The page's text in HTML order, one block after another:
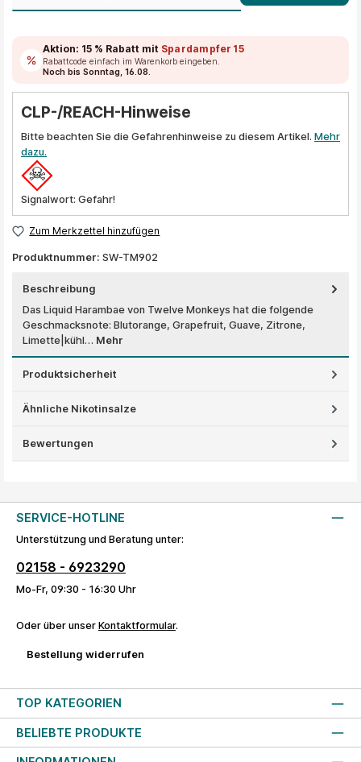
Aktion: 15 % Rabatt mit Spardampfer15
Rabattcode einfach im Warenkorb eingeben.
Noch bis Sonntag, 16.08.
CLP-/REACH-Hinweise
Bitte beachten Sie die Gefahrenhinweise zu diesem Artikel. Mehr
dazu.
Signalwort: Gefahr!
Zum Merkzettel hinzufügen
Produktnummer: SW-TM902
Beschreibung
Das Liquid Harambae von Twelve Monkeys hat die folgende
Geschmacksnote: Blutorange, Grapefruit, Guave, Zitrone,
Limette|kühl… Mehr
Produktsicherheit
Ähnliche Nikotinsalze
Bewertungen
SERVICE-HOTLINE
Unterstützung und Beratung unter:
02158 - 6923290
Mo-Fr, 09:30 - 16:30 Uhr
Oder über unser Kontaktformular.
Bestellung widerrufen
TOP KATEGORIEN
BELIEBTE PRODUKTE